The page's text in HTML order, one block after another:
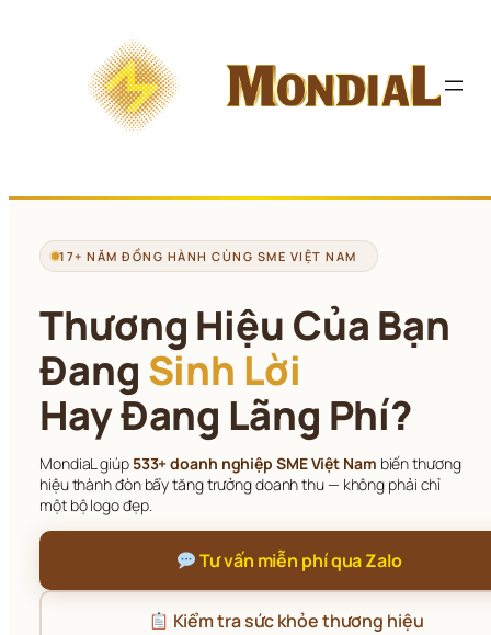
17+ NĂM ĐỒNG HÀNH CÙNG SME VIỆT NAM
Thương Hiệu Của Bạn
Đang Sinh Lời
Hay Đang Lãng Phí?
MondiaL giúp 533+ doanh nghiệp SME Việt Nam biến thương
hiệu thành đòn bẩy tăng trưởng doanh thu — không phải chỉ
một bộ logo đẹp.
Tư vấn miễn phí qua Zalo
Kiểm tra sức khỏe thương hiệu